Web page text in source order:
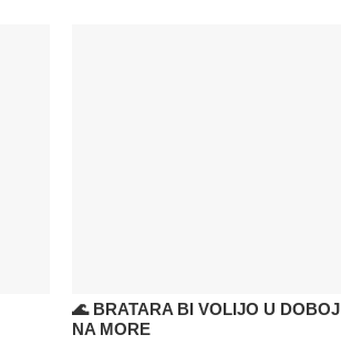
🌊 BRATARA BI VOLIJO U DOBOJ
NA MORE